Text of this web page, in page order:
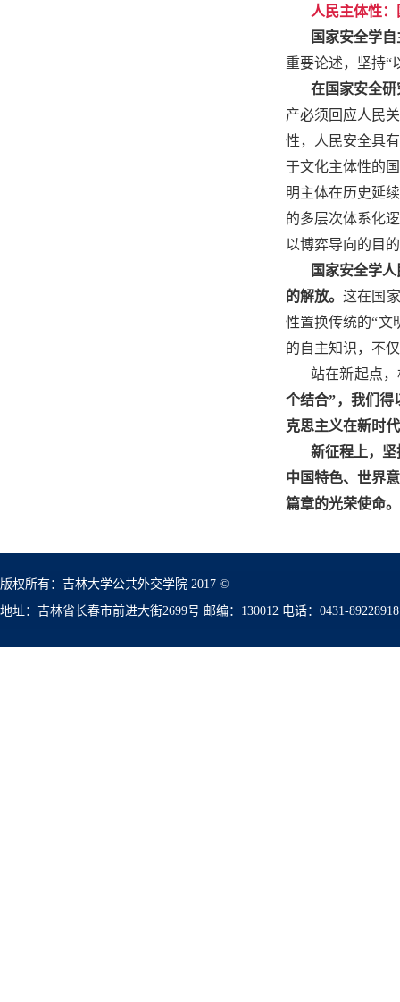
人民主体性
国家安全学
重要论述，坚持“
在国家安全
产必须回应人民
性，人民安全具
于文化主体性的
明主体在历史延
的多层次体系化
以博弈导向的目
国家安全学
的解放。这在国
性置换传统的“文
的自主知识，不
站在新起点
个结合”，我们得
克思主义在新时
新征程上，
中国特色、世界
篇章的光荣使命。
版权所有：吉林大学公共外交学院 2017 ©
地址：吉林省长春市前进大街2699号 邮编：130012 电话：0431-89228918